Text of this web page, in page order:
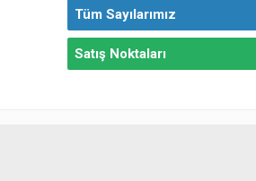
Tüm Sayılarımız
Satış Noktaları